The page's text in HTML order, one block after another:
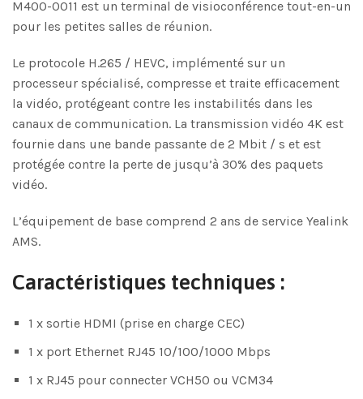
M400-0011 est un terminal de visioconférence tout-en-un
pour les petites salles de réunion.
Le protocole H.265 / HEVC, implémenté sur un
processeur spécialisé, compresse et traite efficacement
la vidéo, protégeant contre les instabilités dans les
canaux de communication. La transmission vidéo 4K est
fournie dans une bande passante de 2 Mbit / s et est
protégée contre la perte de jusqu’à 30% des paquets
vidéo.
L’équipement de base comprend 2 ans de service Yealink
AMS.
Caractéristiques techniques :
1 x sortie HDMI (prise en charge CEC)
1 x port Ethernet RJ45 10/100/1000 Mbps
1 x RJ45 pour connecter VCH50 ou VCM34